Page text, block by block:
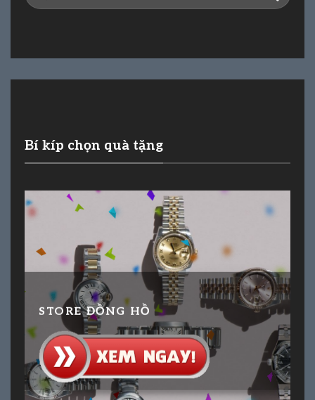
Bí kíp chọn quà tặng
STORE ĐỒNG HỒ